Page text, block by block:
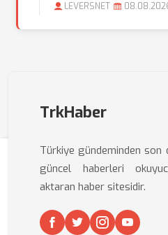
LEVERSNET
TrkHaber
Türkiye gündeminden son
güncel haberleri
aktaran haber sitesidir.